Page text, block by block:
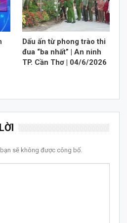
Dấu ấn từ phong trào thi
đua “ba nhất” | An ninh
TP. Cần Thơ | 04/6/2026
sẽ không được công bố.